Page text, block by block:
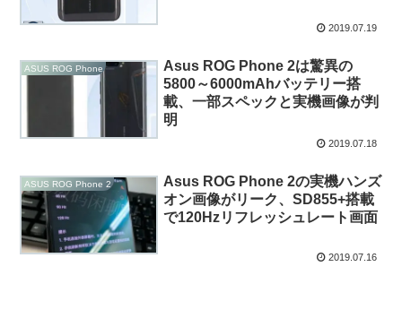
2019.07.19
ASUS ROG Phone
Asus ROG Phone 2は驚異の
5800～6000mAhバッテリー搭
載、一部スペックと実機画像が判
明
2019.07.18
ASUS ROG Phone 2
Asus ROG Phone 2の実機ハンズ
オン画像がリーク、SD855+搭載
で120Hzリフレッシュレート画面
2019.07.16